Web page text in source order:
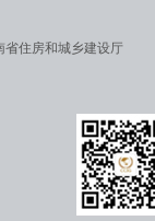
省住房和城乡建设厅